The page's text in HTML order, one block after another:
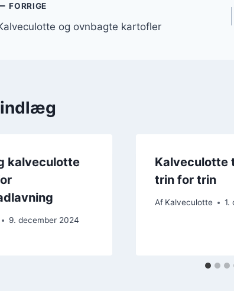
FORRIGE
og ovnbagte kartofler
kalveculotte
9. december 2024
Kalveculotte
trin for trin
Af Kalveculotte 1.